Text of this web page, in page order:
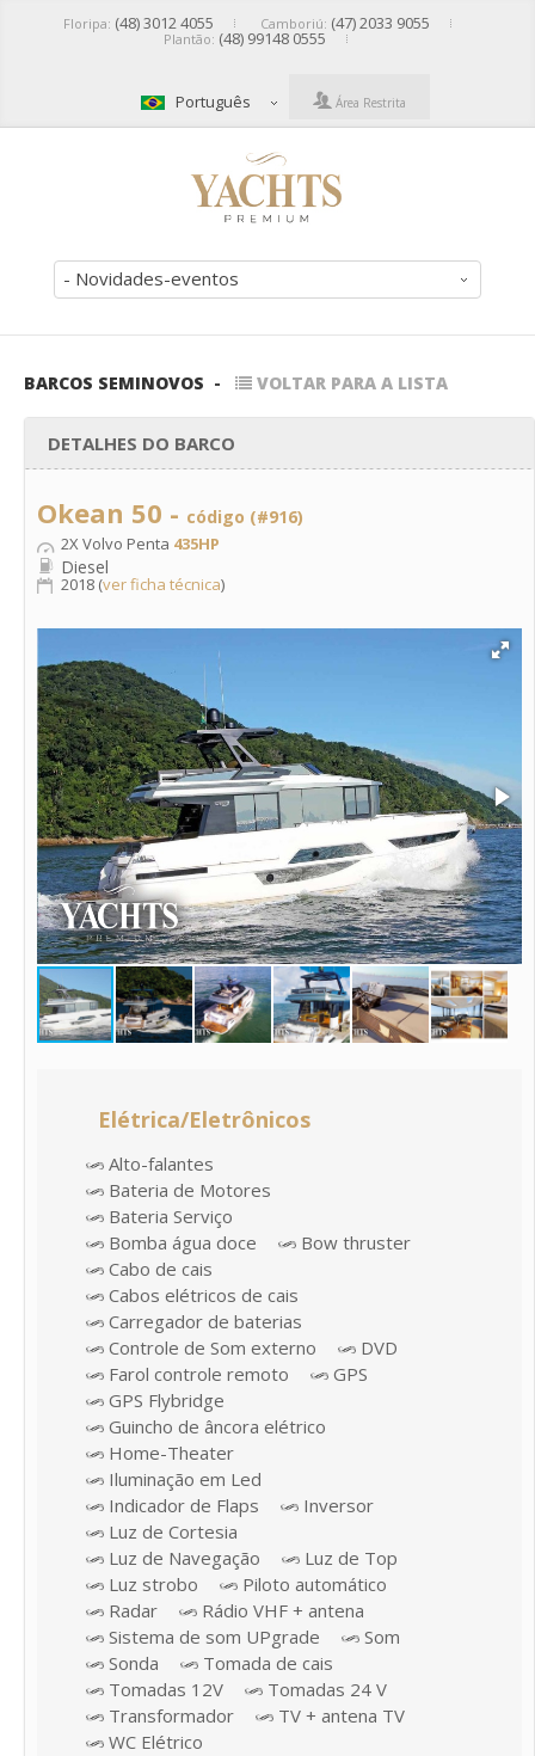
Floripa: (48) 3012 4055 Camboriú: (47) 2033 9055
Plantão: (48) 99148 0555
Português Área Restrita
- Novidades-eventos
BARCOS SEMINOVOS - VOLTAR PARA A LISTA
DETALHES DO BARCO
Okean 50 - código (#916)
2X Volvo Penta 435HP
Diesel
2018 (ver ficha técnica)
Elétrica/Eletrônicos
Alto-falantes
Bateria de Motores
Bateria Serviço
Bomba água doce
Bow thruster
Cabo de cais
Cabos elétricos de cais
Carregador de baterias
Controle de Som externo
DVD
Farol controle remoto
GPS
GPS Flybridge
Guincho de âncora elétrico
Home-Theater
Iluminação em Led
Indicador de Flaps
Inversor
Luz de Cortesia
Luz de Navegação
Luz de Top
Luz strobo
Piloto automático
Radar
Rádio VHF + antena
Sistema de som UPgrade
Som
Sonda
Tomada de cais
Tomadas 12V
Tomadas 24 V
Transformador
TV + antena TV
WC Elétrico